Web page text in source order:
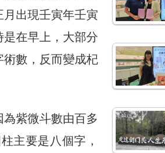
出現壬寅年壬寅
在早上，大部分
數，反而變成杞
紫微斗數由百多
主要是八個字，